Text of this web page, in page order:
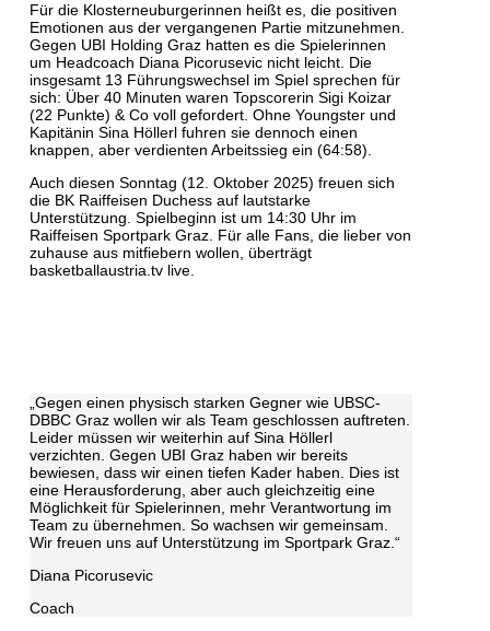
Für die Klosterneuburgerinnen heißt es, die positiven
Emotionen aus der vergangenen Partie mitzunehmen.
Gegen UBI Holding Graz hatten es die Spielerinnen
um Headcoach Diana Picorusevic nicht leicht. Die
insgesamt 13 Führungswechsel im Spiel sprechen für
sich: Über 40 Minuten waren Topscorerin Sigi Koizar
(22 Punkte) & Co voll gefordert. Ohne Youngster und
Kapitänin Sina Höllerl fuhren sie dennoch einen
knappen, aber verdienten Arbeitssieg ein (64:58).
Auch diesen Sonntag (12. Oktober 2025) freuen sich
die BK Raiffeisen Duchess auf lautstarke
Unterstützung. Spielbeginn ist um 14:30 Uhr im
Raiffeisen Sportpark Graz. Für alle Fans, die lieber von
zuhause aus mitfiebern wollen, überträgt
basketballaustria.tv live.
„Gegen einen physisch starken Gegner wie UBSC-
DBBC Graz wollen wir als Team geschlossen auftreten.
Leider müssen wir weiterhin auf Sina Höllerl
verzichten. Gegen UBI Graz haben wir bereits
bewiesen, dass wir einen tiefen Kader haben. Dies ist
eine Herausforderung, aber auch gleichzeitig eine
Möglichkeit für Spielerinnen, mehr Verantwortung im
Team zu übernehmen. So wachsen wir gemeinsam.
Wir freuen uns auf Unterstützung im Sportpark Graz.“
Diana Picorusevic
Coach